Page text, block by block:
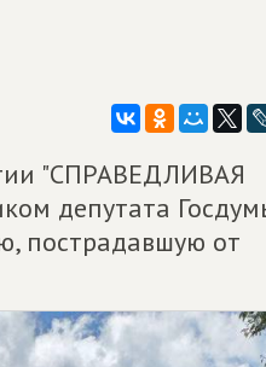
"СПРАВЕДЛИВАЯ
депутата
пострадавшую от